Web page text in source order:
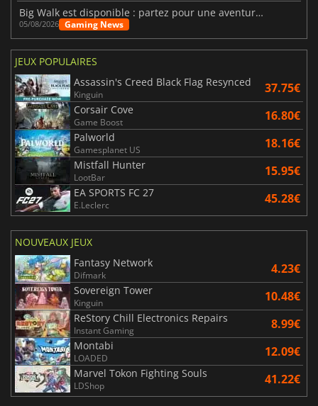
Big Walk est disponible : partez pour une aventure entre amis
05/08/2026 Gaming News
JEUX POPULAIRES
Assassin's Creed Black Flag Resynced
Kinguin 37.75€
Corsair Cove
Game Boost 16.80€
Palworld
Gamesplanet US 18.16€
Mistfall Hunter
LootBar 15.95€
EA SPORTS FC 27
E.Leclerc 45.28€
NOUVEAUX JEUX
Fantasy Network
Difmark 4.23€
Sovereign Tower
Kinguin 10.48€
ReStory Chill Electronics Repairs
Instant Gaming 8.99€
Montabi
LOADED 12.09€
Marvel Tokon Fighting Souls
LDShop 41.22€